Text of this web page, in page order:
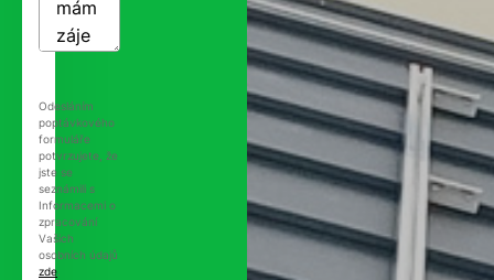
Odesláním
poptávkového
formuláře
potvrzujete, že
jste se
seznámili s
Informacemi o
zpracování
Vašich
osobních údajů
zde